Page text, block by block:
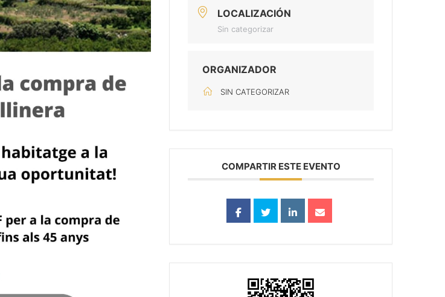
LOCALIZACIÓN
Sin categorizar
ORGANIZADOR
SIN CATEGORIZAR
COMPARTIR ESTE EVENTO